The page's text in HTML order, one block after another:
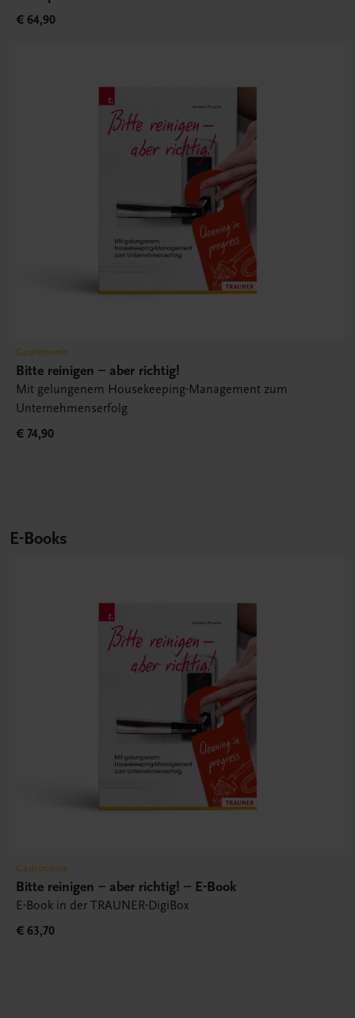
€ 64,90
Gastronomie
Bitte reinigen – aber richtig!
Mit gelungenem Housekeeping-Management zum
Unternehmenserfolg
€ 74,90
E-Books
Gastronomie
Bitte reinigen – aber richtig! – E-Book
E-Book in der TRAUNER-DigiBox
€ 63,70